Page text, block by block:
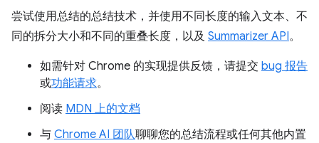
尝试使用总结的总结技术，并使用不同长度的输入文本、不
同的拆分大小和不同的重叠长度，以及 Summarizer API。
如需针对 Chrome 的实现提供反馈，请提交 bug 报告
或功能请求。
阅读 MDN 上的文档
与 Chrome AI 团队聊聊您的总结流程或任何其他内置